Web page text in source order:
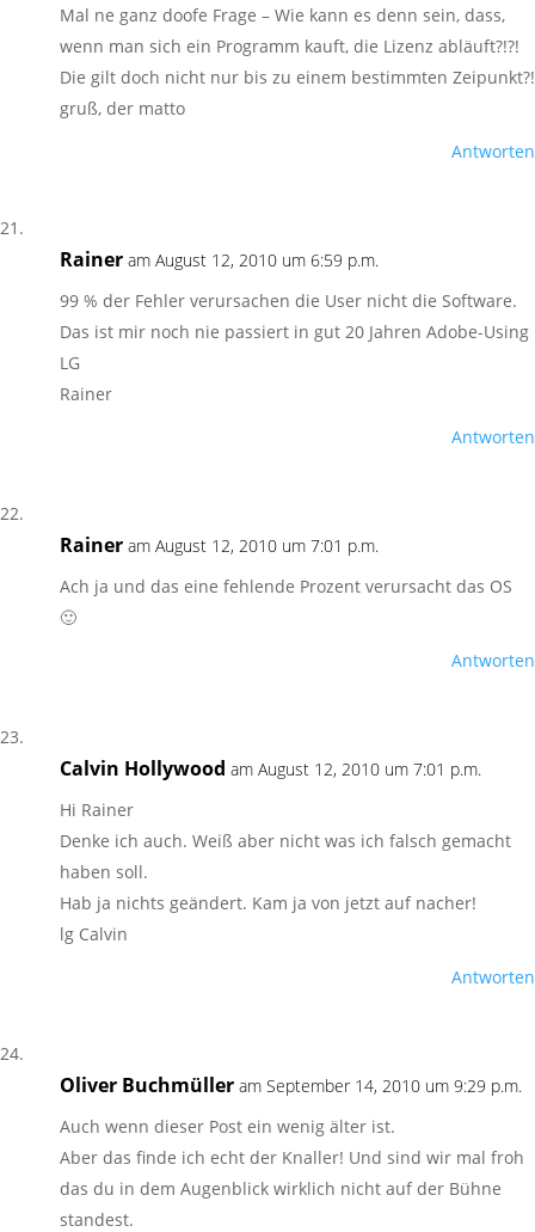
Mal ne ganz doofe Frage – Wie kann es denn sein, dass,
wenn man sich ein Programm kauft, die Lizenz abläuft?!?!
Die gilt doch nicht nur bis zu einem bestimmten Zeipunkt?!
gruß, der matto
Antworten
Rainer am August 12, 2010 um 6:59 p.m.
99 % der Fehler verursachen die User nicht die Software.
Das ist mir noch nie passiert in gut 20 Jahren Adobe-Using
LG
Rainer
Antworten
Rainer am August 12, 2010 um 7:01 p.m.
Ach ja und das eine fehlende Prozent verursacht das OS
🙂
Antworten
Calvin Hollywood am August 12, 2010 um 7:01 p.m.
Hi Rainer
Denke ich auch. Weiß aber nicht was ich falsch gemacht
haben soll.
Hab ja nichts geändert. Kam ja von jetzt auf nacher!
lg Calvin
Antworten
Oliver Buchmüller am September 14, 2010 um 9:29 p.m.
Auch wenn dieser Post ein wenig älter ist.
Aber das finde ich echt der Knaller! Und sind wir mal froh
das du in dem Augenblick wirklich nicht auf der Bühne
standest.